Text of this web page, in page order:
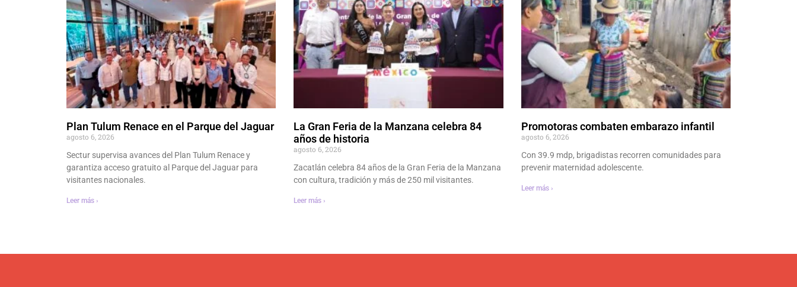
Plan Tulum Renace en el Parque del Jaguar
agosto 6, 2026
Sectur supervisa avances del Plan Tulum Renace y
garantiza acceso gratuito al Parque del Jaguar para
visitantes nacionales.
Leer más ›
La Gran Feria de la Manzana celebra 84
años de historia
agosto 6, 2026
Zacatlán celebra 84 años de la Gran Feria de la Manzana
con cultura, tradición y más de 250 mil visitantes.
Leer más ›
Promotoras combaten embarazo infantil
agosto 6, 2026
Con 39.9 mdp, brigadistas recorren comunidades para
prevenir maternidad adolescente.
Leer más ›